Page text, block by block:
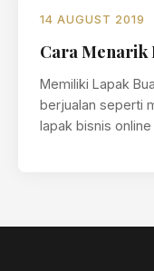
14 AUGUST 2019
Cara Menarik
Memiliki Lapak
berjualan seperti
lapak bisnis